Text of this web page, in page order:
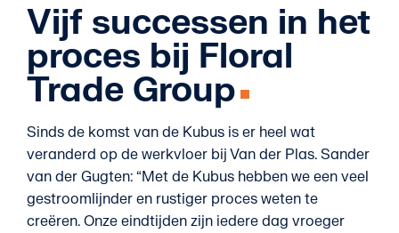
Vijf successen in het
proces bij Floral
Trade Group
Sinds de komst van de Kubus is er heel wat
veranderd op de werkvloer bij Van der Plas. Sander
van der Gugten: “Met de Kubus hebben we een veel
gestroomlijnder en rustiger proces weten te
creëren. Onze eindtijden zijn iedere dag vroeger